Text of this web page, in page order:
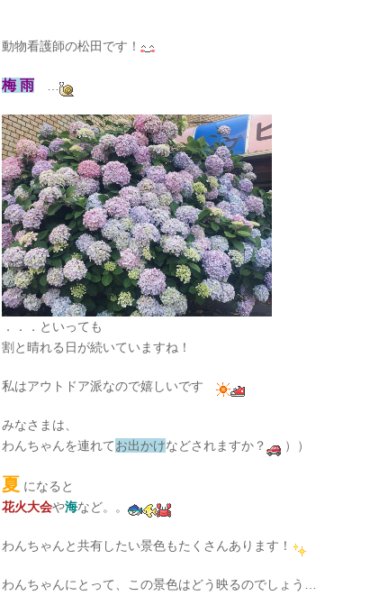
動物看護師の松田です！
梅 雨
．．．といっても
割と晴れる日が続いていますね！
私はアウトドア派なので嬉しいです
みなさまは、
わんちゃんを連れてお出かけなどされますか？ ））
夏 になると
花火大会や海など。。
わんちゃんと共有したい景色もたくさんあります！
わんちゃんにとって、この景色はどう映るのでしょう…